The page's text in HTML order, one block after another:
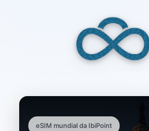
eSIM mundial da IbiPoint